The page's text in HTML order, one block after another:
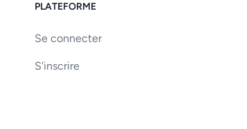
PLATEFORME
Se connecter
S'inscrire